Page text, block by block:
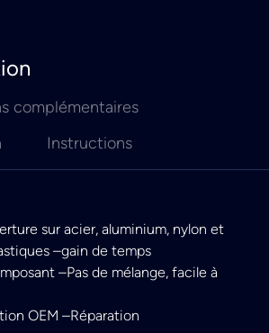
complémentaires
Instructions
sur acier, aluminium, nylon et
–gain de temps
–Pas de mélange, facile à
OEM –Réparation